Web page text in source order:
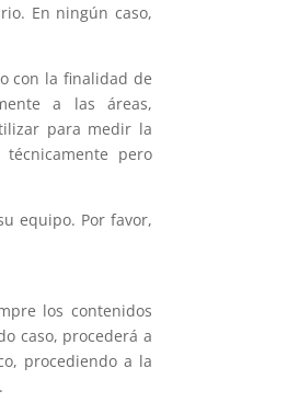
En ningún caso,
con la finalidad de
a las áreas,
para medir la
pero
equipo. Por favor,
los contenidos
caso, procederá a
procediendo a la